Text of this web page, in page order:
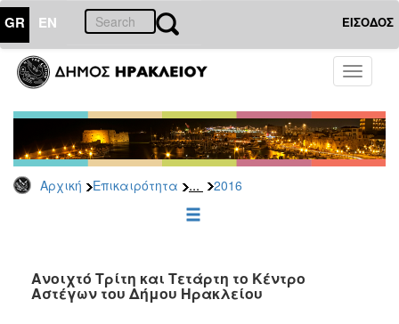
GR EN ΕΙΣΟΔΟΣ
Toggle
Αρχική Επικαιρότητα ... 2016
ΕΠΙΚΑΙΡΟΤΗΤΑ
Τύπου
Αρχείο
2026
2025
2022
2021
Ανοιχτό Τρίτη και Τετάρτη το Κέντρο
Αστέγων του Δήμου Ηρακλείου